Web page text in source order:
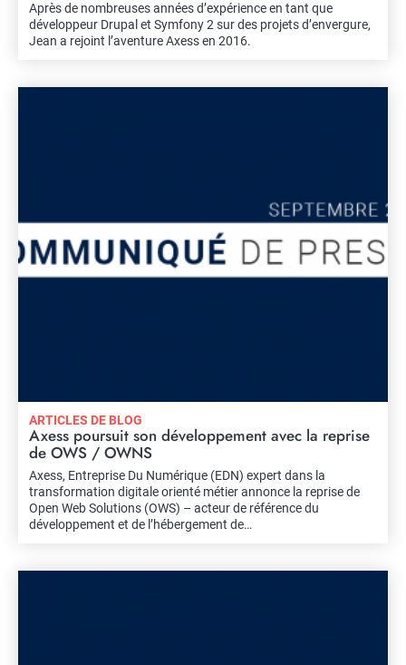
Après de nombreuses années d’expérience en tant que
développeur Drupal et Symfony 2 sur des projets d’envergure,
Jean a rejoint l’aventure Axess en 2016.
ARTICLES DE BLOG
Axess poursuit son développement avec la reprise
de OWS / OWNS
Axess, Entreprise Du Numérique (EDN) expert dans la
transformation digitale orienté métier annonce la reprise de
Open Web Solutions (OWS) – acteur de référence du
développement et de l’hébergement de…